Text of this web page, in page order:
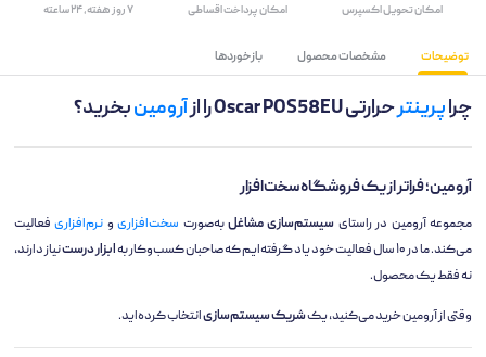
اﻣﮑﺎن ﺗﺤﻮﯾﻞ اﮐﺴﭙﺮس امکان پرداخت اقساطی ۷ روز ﻫﻔﺘﻪ، ۲۴ ﺳﺎﻋﺘﻪ
توضیحات مشخصات محصول بازخوردها
چراپرینترحرارتی Oscar POS58EU را از آرومینبخرید؟
آرومین؛ فراتر از یک فروشگاه سخت‌افزار
مجموعه آرومین در راستای سیستم‌سازی مشاغلبه‌صورت سخت‌افزاریو نرم‌افزاریفعالیت
می‌کند. ما در ۱۰ سال فعالیت خود یاد گرفته‌ایم که صاحبان کسب‌وکار به
ابزار درستنیاز دارند،
نه فقط یک محصول.
وقتی از آرومین خرید می‌کنید، یکشریک سیستم‌سازیانتخاب کرده‌اید.